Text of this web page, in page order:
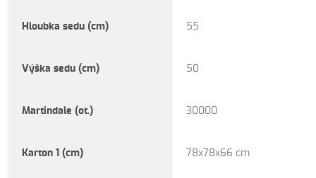
Hloubka sedu (cm) 55
Výška sedu (cm) 50
Martindale (ot.) 30000
Karton 1 (cm) 78x78x66 cm